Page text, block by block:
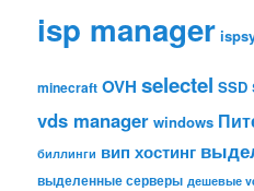
isp manager
minecraft OVH selectel SSD
vds manager windows
биллинги вип хостинг
выделенные серверы дешевые